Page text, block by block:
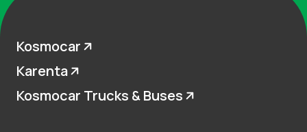
Επικοινωνία
Kosmocar
Karenta
Kosmocar Trucks & Buses